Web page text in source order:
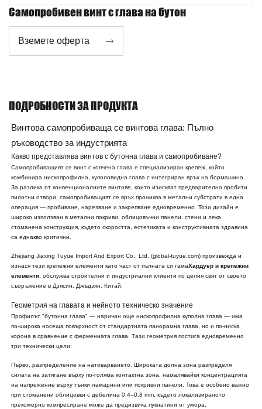
Самопробивен винт с глава на бутон
Вземете оферта 
ПОДРОБНОСТИ ЗА ПРОДУКТА
Винтова самопробиваща се винтова глава: Пълно
ръководство за индустрията
Какво представлява винтов с бутонна глава и самопробиване?
Самопробиващият се винт с копчена глава е специализиран крепеж, който
комбинира нископрофилна, куполовидна глава с интегриран връх на бормашина.
За разлика от конвенционалните винтове, които изискват предварително пробити
пилотни отвори, самопробиващият се връх прониква в метални субстрати в една
операция — пробиване, нарезване и закрепване едновременно. Този дизайн е
широко използван в метални покриви, облицовъчни панели, стени и лека
стоманена конструкция, където скоростта, естетиката и конструктивната здравина
са еднакво критични.
Zhejiang Jiaxing Tuyue Import And Export Co., Ltd. (global-tuyue.com) произвежда и
изнася тези крепежни елементи като част от пълната си гамаХардуер и крепежни
елементи, обслужва строителни и индустриални клиенти по целия свят от своето
съоръжение в Дзясин, Джъдзян, Китай.
Геометрия на главата и нейното техническо значение
Профилът "бутонна глава" — наричан още нископрофилна куполна глава — има
по-широка носеща повърхност от стандартната панорамна глава, но и по-ниска
корона в сравнение с ферменната глава. Тази геометрия постига едновременно
три технически цели:
Първо, разпределение на натоварването. Широката долна зона разпределя
силата на затягане върху по-голяма контактна зона, намалявайки концентрацията
на напрежение върху тънки ламарини или покривни панели. Това е особено важно
при стоманени облицовки с дебелина 0.4–0.8 mm, където локализираното
прекомерно компресиране може да предизвика пукнатини от умора.